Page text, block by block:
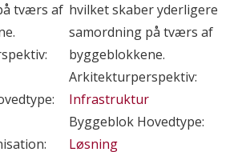
tværs af hvilket skaber yderligere
samordning på tværs af
byggeblokkene.
Arkitekturperspektiv:
Infrastruktur
Byggeblok Hovedtype:
Løsning